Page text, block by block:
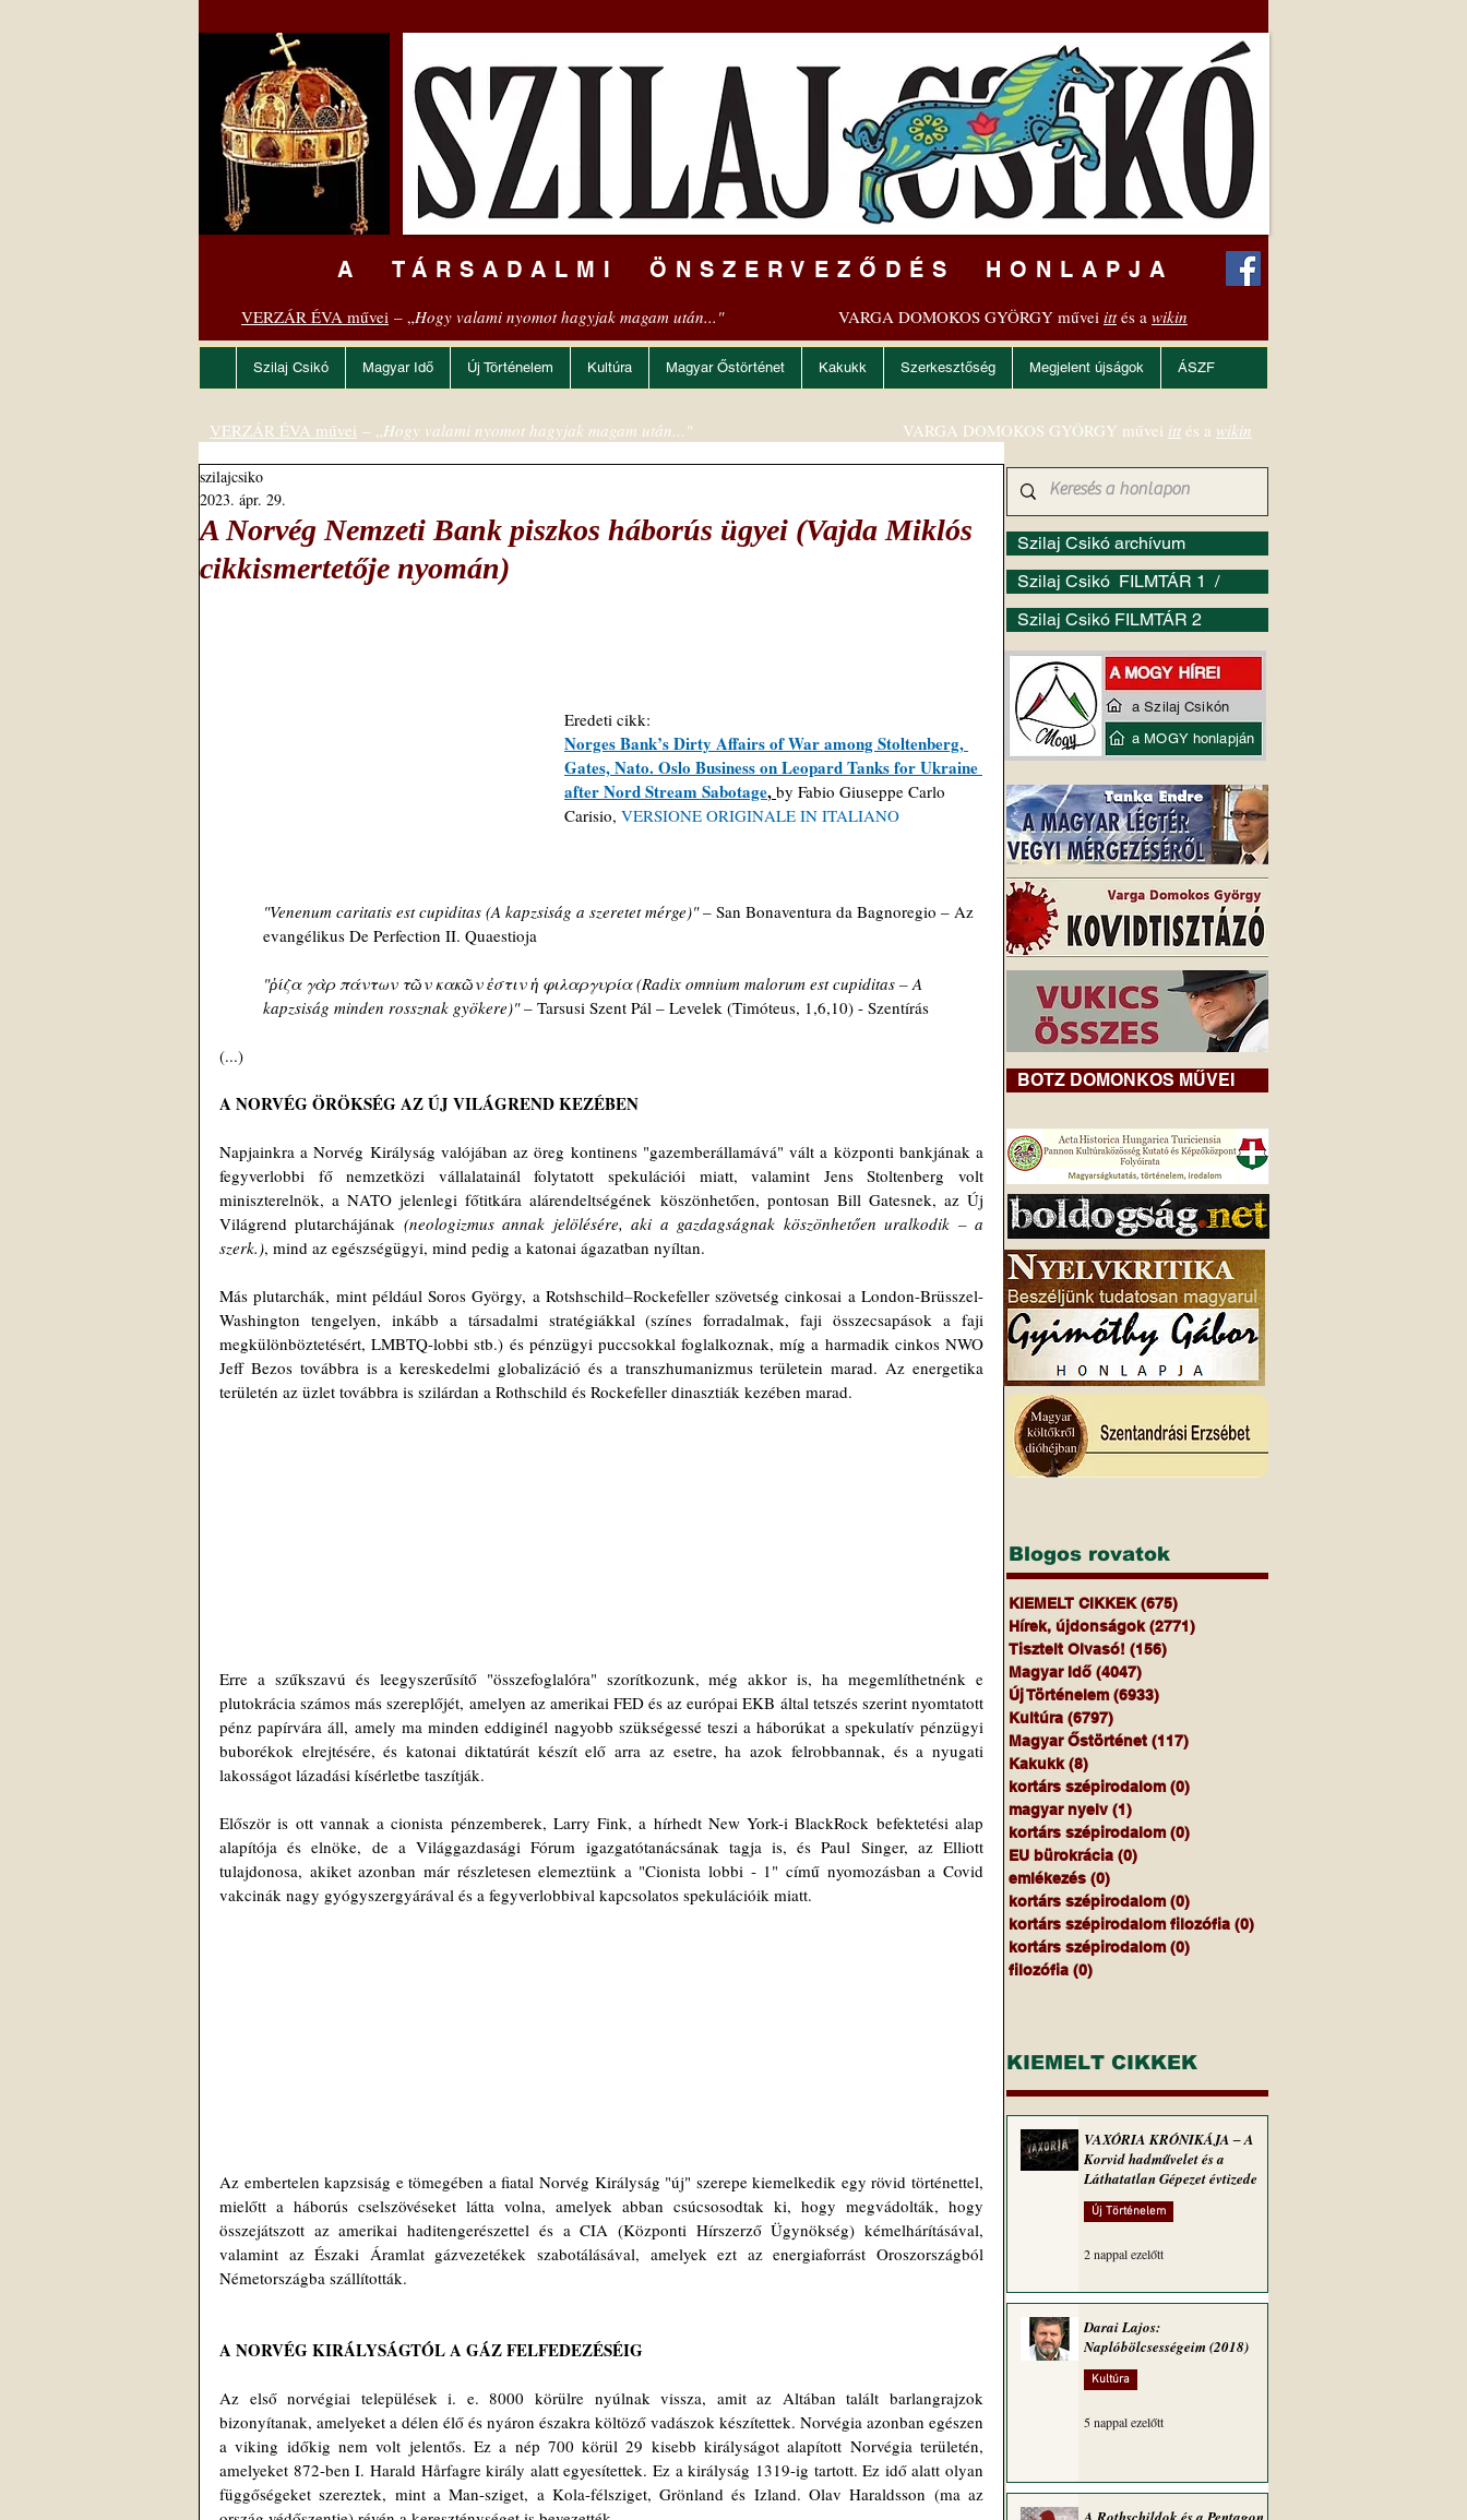
A TÁRSADALMI ÖNSZERVEZŐDÉS HONLAPJA
VERZÁR ÉVA művei – „Hogy valami nyomot hagyjak magam után..." VARGA DOMOKOS GYÖRGY művei ittés a wikin
Szilaj Csikó Magyar Idő Új Történelem Kultúra Magyar Őstörténet Kakukk Szerkesztőség Megjelent újságok ÁSZF
A Norvég Nemzeti Bank piszkos háborús ügyei (Vajda Miklós
cikkismertetője nyomán)
szilajcsiko
2023. ápr. 29.
Eredeti cikk:
Norges Bank’s Dirty Affairs of War among Stoltenberg,
Gates, Nato. Oslo Business on Leopard Tanks for Ukraine
after Nord Stream Sabotage, by Fabio Giuseppe Carlo
Carisio, VERSIONE ORIGINALE IN ITALIANO
"Venenum caritatis est cupiditas (A kapzsiság a szeretet mérge)" – San Bonaventura da Bagnoregio – Az
evangélikus De Perfection II. Quaestioja
"ῥίζα γὰρ πάντων τῶν κακῶν ἐστιν ἡ φιλαργυρία (Radix omnium malorum est cupiditas – A
kapzsiság minden rossznak gyökere)" – Tarsusi Szent Pál – Levelek (Timóteus, 1,6,10) - Szentírás
(...)
A NORVÉG ÖRÖKSÉG AZ ÚJ VILÁGREND KEZÉBEN
Napjainkra a Norvég Királyság valójában az öreg kontinens "gazemberállamává" vált a központi bankjának a
fegyverlobbi fő nemzetközi vállalatainál folytatott spekulációi miatt, valamint Jens Stoltenberg volt
miniszterelnök, a NATO jelenlegi főtitkára alárendeltségének köszönhetően, pontosan Bill Gatesnek, az Új
Világrend plutarchájának (neologizmus annak jelölésére, aki a gazdagságnak köszönhetően uralkodik – a
szerk.), mind az egészségügyi, mind pedig a katonai ágazatban nyíltan.
Más plutarchák, mint például Soros György, a Rotshschild–Rockefeller szövetség cinkosai a London-Brüsszel-
Washington tengelyen, inkább a társadalmi stratégiákkal (színes forradalmak, faji összecsapások a faji
megkülönböztetésért, LMBTQ-lobbi stb.) és pénzügyi puccsokkal foglalkoznak, míg a harmadik cinkos NWO
Jeff Bezos továbbra is a kereskedelmi globalizáció és a transzhumanizmus területein marad. Az energetika
területén az üzlet továbbra is szilárdan a Rothschild és Rockefeller dinasztiák kezében marad.
Erre a szűkszavú és leegyszerűsítő "összefoglalóra" szorítkozunk, még akkor is, ha megemlíthetnénk e
plutokrácia számos más szereplőjét, amelyen az amerikai FED és az európai EKB által tetszés szerint nyomtatott
pénz papírvára áll, amely ma minden eddiginél nagyobb szükségessé teszi a háborúkat a spekulatív pénzügyi
buborékok elrejtésére, és katonai diktatúrát készít elő arra az esetre, ha azok felrobbannak, és a nyugati
lakosságot lázadási kísérletbe taszítják.
Először is ott vannak a cionista pénzemberek, Larry Fink, a hírhedt New York-i BlackRock befektetési alap
alapítója és elnöke, de a Világgazdasági Fórum igazgatótanácsának tagja is, és Paul Singer, az Elliott
tulajdonosa, akiket azonban már részletesen elemeztünk a "Cionista lobbi - 1" című nyomozásban a Covid
vakcinák nagy gyógyszergyárával és a fegyverlobbival kapcsolatos spekulációik miatt.
Az embertelen kapzsiság e tömegében a fiatal Norvég Királyság "új" szerepe kiemelkedik egy rövid történettel,
mielőtt a háborús cselszövéseket látta volna, amelyek abban csúcsosodtak ki, hogy megvádolták, hogy
összejátszott az amerikai haditengerészettel és a CIA (Központi Hírszerző Ügynökség) kémelhárításával,
valamint az Északi Áramlat gázvezetékek szabotálásával, amelyek ezt az energiaforrást Oroszországból
Németországba szállították.
A NORVÉG KIRÁLYSÁGTÓL A GÁZ FELFEDEZÉSÉIG
Az első norvégiai települések i. e. 8000 körülre nyúlnak vissza, amit az Altában talált barlangrajzok
bizonyítanak, amelyeket a délen élő és nyáron északra költöző vadászok készítettek. Norvégia azonban egészen
a viking időkig nem volt jelentős. Ez a nép 700 körül 29 kisebb királyságot alapított Norvégia területén,
amelyeket 872-ben I. Harald Hårfagre király alatt egyesítettek. Ez a királyság 1319-ig tartott. Ez idő alatt olyan
függőségeket szereztek, mint a Man-sziget, a Kola-félsziget, Grönland és Izland. Olav Haraldsson (ma az
Szilaj Csikó archívum
Szilaj Csikó FILMTÁR 1 /
Szilaj Csikó FILMTÁR 2
VERZÁR ÉVA művei – „Hogy valami nyomot hagyjak magam után..." VARGA DOMOKOS GYÖRGY művei itt és a wikin
BOTZ DOMONKOS MŰVEI
Blogos rovatok
KIEMELT CIKKEK (675)
Hírek, újdonságok (2771)
Tisztelt Olvasó! (156)
Magyar Idő (4047)
Új Történelem (6933)
Kultúra (6797)
Magyar Őstörténet (117)
Kakukk (8)
kortárs szépirodalom (0)
magyar nyelv (1)
kortárs szépirodalom (0)
EU bürokrácia (0)
emlékezés (0)
kortárs szépirodalom (0)
kortárs szépirodalom filozófia (0)
kortárs szépirodalom (0)
filozófia (0)
KIEMELT CIKKEK
VAXÓRIA KRÓNIKÁJA ‒ A
Korvid hadművelet és a
Láthatatlan Gépezet évtizede
Új Történelem
2 nappal ezelőtt
Darai Lajos:
Naplóbölcsességeim (2018)
Kultúra
5 nappal ezelőtt
a Szilaj Csikón
a MOGY honlapján